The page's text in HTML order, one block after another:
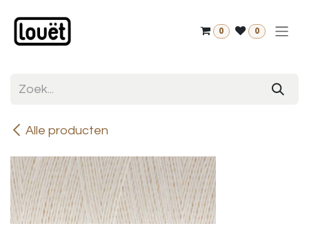
0 0
Alle producten